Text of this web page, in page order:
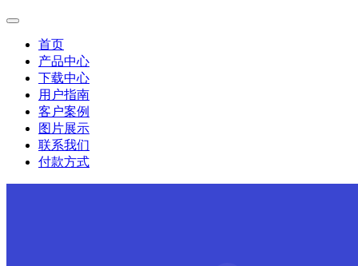
首页
产品中心
下载中心
用户指南
客户案例
图片展示
联系我们
付款方式